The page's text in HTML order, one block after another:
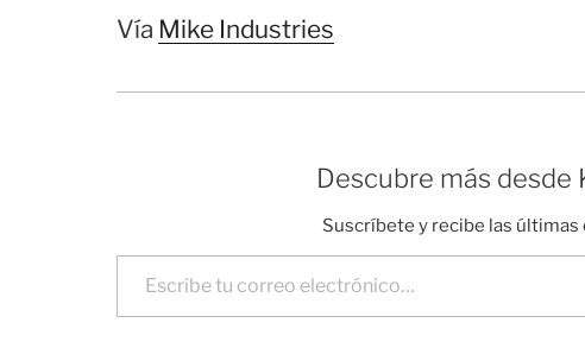
Vía Mike Industries
Descubre más desde
Suscríbete y recibe las
Escribe tu correo electrónico…